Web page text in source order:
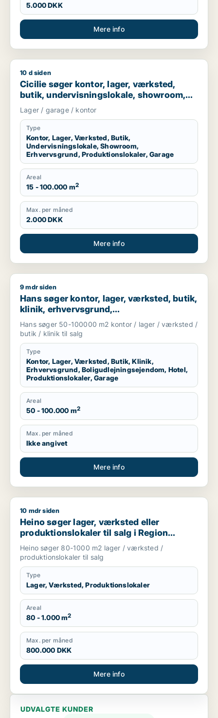
5.000 DKK
Mere info
Cicilie søger kontor, lager, værksted, butik,
10 d siden
Cicilie søger kontor, lager, værksted,
butik, undervisningslokale, showroom,
erhvervsgrund, produktionslokaler eller
garage til leje i Region Sjælland eller
Nordsjælland
Lager / garage / kontor
Type
Kontor, Lager, Værksted, Butik,
Undervisningslokale, Showroom,
Erhvervsgrund, Produktionslokaler, Garage
Areal
15 - 100.000 m2
Max. per måned
2.000 DKK
Mere info
Hans søger kontor, lager, værksted, butik, klinik,
9 mdr siden
Hans søger kontor, lager, værksted, butik,
klinik, erhvervsgrund,
boligudlejningsejendom, hotel,
produktionslokaler eller garage til salg i
Region Sjælland
Hans søger 50-100000 m2 kontor / lager / værksted /
butik / klinik til salg
Type
Kontor, Lager, Værksted, Butik, Klinik,
Erhvervsgrund, Boligudlejningsejendom, Hotel,
Produktionslokaler, Garage
Areal
50 - 100.000 m2
Max. per måned
Ikke angivet
Mere info
Heino søger lager, værksted eller produktionslokaler til salg
10 mdr siden
Heino søger lager, værksted eller
produktionslokaler til salg i Region
Sjælland
Heino søger 80-1000 m2 lager / værksted /
produktionslokaler til salg
Type
Lager, Værksted, Produktionslokaler
Areal
80 - 1.000 m2
Max. per måned
800.000 DKK
Mere info
UDVALGTE KUNDER